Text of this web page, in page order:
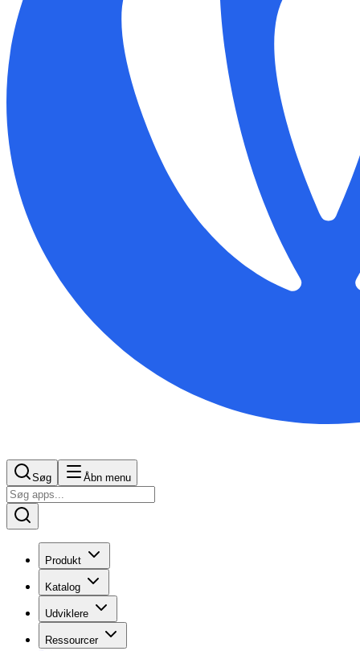
Søg Åbn menu
Produkt
Katalog
Udviklere
Ressourcer